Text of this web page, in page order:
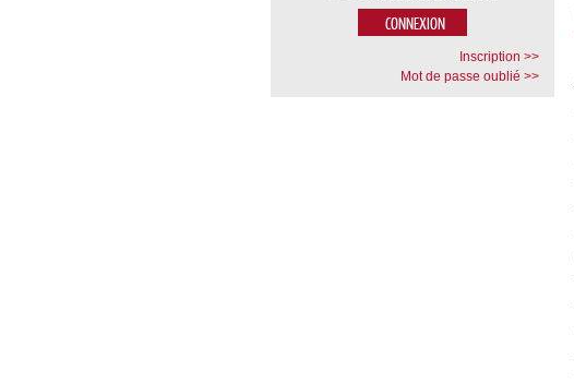
Inscription >>
Mot de passe oublié >>